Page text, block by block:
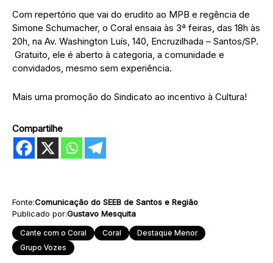
Com repertório que vai do erudito ao MPB e regência de
Simone Schumacher, o Coral ensaia às 3ª feiras, das 18h às
20h, na Av. Washington Luís, 140, Encruzilhada – Santos/SP.
Gratuito, ele é aberto à categoria, a comunidade e
convidados, mesmo sem experiência.
Mais uma promoção do Sindicato ao incentivo à Cultura!
Compartilhe
Fonte:Comunicação do SEEB de Santos e Região
Publicado por:Gustavo Mesquita
Cante com o Coral Coral
Destaque Menor
Grupo Vozes